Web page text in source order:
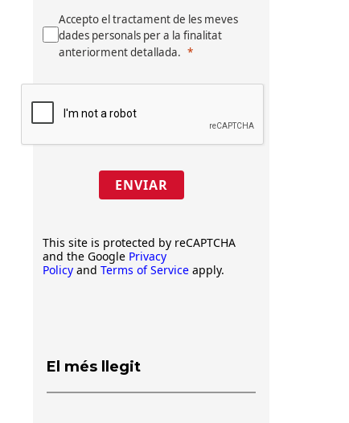
Accepto el tractament de les meves
dades personals per a la finalitat
anteriorment detallada.
ENVIAR
This site is protected by reCAPTCHA
and the Google Privacy
Policy and Terms of Service apply.
El més llegit